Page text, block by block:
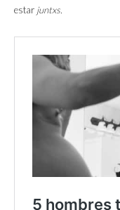
estar juntxs.